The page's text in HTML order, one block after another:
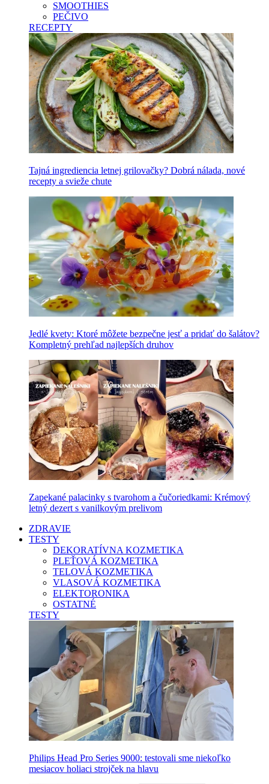
SMOOTHIES
PEČIVO
RECEPTY
Tajná ingrediencia letnej grilovačky? Dobrá nálada, nové
recepty a svieže chute
Jedlé kvety: Ktoré môžete bezpečne jesť a pridať do šalátov?
Kompletný prehľad najlepších druhov
Zapekané palacinky s tvarohom a čučoriedkami: Krémový
letný dezert s vanilkovým prelivom
ZDRAVIE
TESTY
DEKORATÍVNA KOZMETIKA
PLEŤOVÁ KOZMETIKA
TELOVÁ KOZMETIKA
VLASOVÁ KOZMETIKA
ELEKTORONIKA
OSTATNÉ
TESTY
Philips Head Pro Series 9000: testovali sme niekoľko
mesiacov holiaci strojček na hlavu